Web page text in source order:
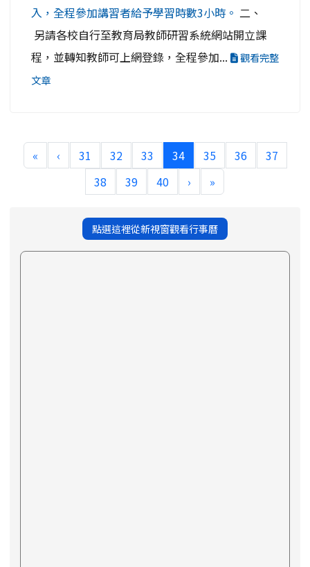
入，全程參加講習者給予學習時數3小時。 二、
另請各校自行至教育局教師研習系統網站開立課
程，並轉知教師可上網登錄，全程參加...
觀看完整
文章
« ‹ 31 32 33 34(current)
35 36
37
38
39 40 › »
點選這裡從新視窗觀看行事曆